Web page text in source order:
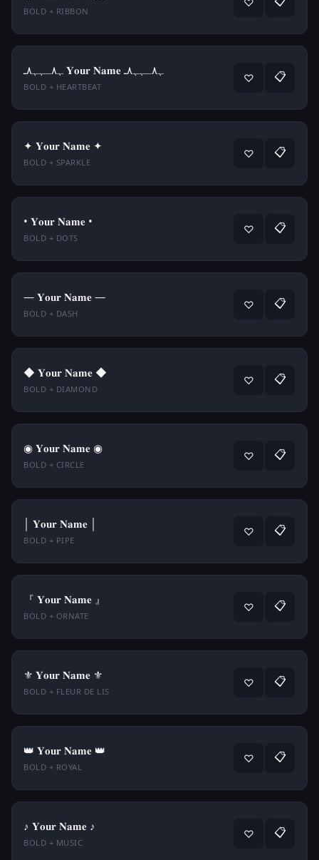
BOLD + RIBBON
ﮩ٨ـﮩﮩ٨ـ 𝐘𝐨𝐮𝐫 𝐍𝐚𝐦𝐞 ﮩ٨ـﮩﮩ٨ـ
BOLD + HEARTBEAT
♡ 📋
✦ 𝐘𝐨𝐮𝐫 𝐍𝐚𝐦𝐞 ✦
BOLD + SPARKLE
♡ 📋
• 𝐘𝐨𝐮𝐫 𝐍𝐚𝐦𝐞 •
BOLD + DOTS
♡ 📋
— 𝐘𝐨𝐮𝐫 𝐍𝐚𝐦𝐞 —
BOLD + DASH
♡ 📋
◆ 𝐘𝐨𝐮𝐫 𝐍𝐚𝐦𝐞 ◆
BOLD + DIAMOND
♡ 📋
◉ 𝐘𝐨𝐮𝐫 𝐍𝐚𝐦𝐞 ◉
BOLD + CIRCLE
♡ 📋
│ 𝐘𝐨𝐮𝐫 𝐍𝐚𝐦𝐞 │
BOLD + PIPE
♡ 📋
『 𝐘𝐨𝐮𝐫 𝐍𝐚𝐦𝐞 』
BOLD + ORNATE
♡ 📋
⚜ 𝐘𝐨𝐮𝐫 𝐍𝐚𝐦𝐞 ⚜
BOLD + FLEUR DE LIS
♡ 📋
👑 𝐘𝐨𝐮𝐫 𝐍𝐚𝐦𝐞 👑
BOLD + ROYAL
♡ 📋
♪ 𝐘𝐨𝐮𝐫 𝐍𝐚𝐦𝐞 ♪
BOLD + MUSIC
♡ 📋